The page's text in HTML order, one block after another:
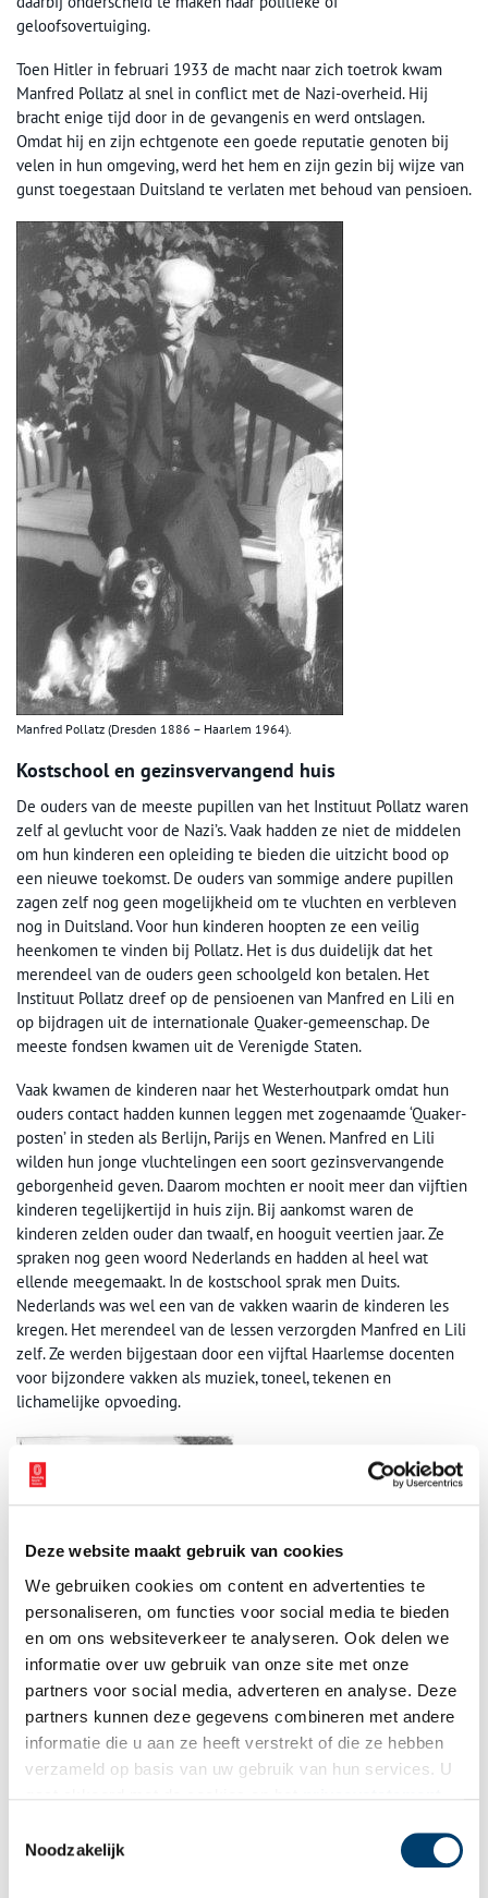
Deze website maakt gebruik van cookies
We gebruiken cookies om content en advertenties te
personaliseren, om functies voor social media te bieden
en om ons websiteverkeer te analyseren. Ook delen we
informatie over uw gebruik van onze site met onze
partners voor social media, adverteren en analyse. Deze
partners kunnen deze gegevens combineren met andere
informatie die u aan ze heeft verstrekt of die ze hebben
verzameld op basis van uw gebruik van hun services. U
Noodzakelijk
geloofsovertuiging.
Toen Hitler in februari 1933 de macht naar zich toetrok kwam
Manfred Pollatz al snel in conflict met de Nazi-overheid. Hij
bracht enige tijd door in de gevangenis en werd ontslagen.
Omdat hij en zijn echtgenote een goede reputatie genoten bij
velen in hun omgeving, werd het hem en zijn gezin bij wijze van
gunst toegestaan Duitsland te verlaten met behoud van pensioen.
Manfred Pollatz (Dresden 1886 – Haarlem 1964).
Kostschool en gezinsvervangend huis
De ouders van de meeste pupillen van het Instituut Pollatz waren
zelf al gevlucht voor de Nazi’s. Vaak hadden ze niet de middelen
om hun kinderen een opleiding te bieden die uitzicht bood op
een nieuwe toekomst. De ouders van sommige andere pupillen
zagen zelf nog geen mogelijkheid om te vluchten en verbleven
nog in Duitsland. Voor hun kinderen hoopten ze een veilig
heenkomen te vinden bij Pollatz. Het is dus duidelijk dat het
merendeel van de ouders geen schoolgeld kon betalen. Het
Instituut Pollatz dreef op de pensioenen van Manfred en Lili en
op bijdragen uit de internationale Quaker-gemeenschap. De
meeste fondsen kwamen uit de Verenigde Staten.
Vaak kwamen de kinderen naar het Westerhoutpark omdat hun
ouders contact hadden kunnen leggen met zogenaamde ‘Quaker-
posten’ in steden als Berlijn, Parijs en Wenen. Manfred en Lili
wilden hun jonge vluchtelingen een soort gezinsvervangende
geborgenheid geven. Daarom mochten er nooit meer dan vijftien
kinderen tegelijkertijd in huis zijn. Bij aankomst waren de
kinderen zelden ouder dan twaalf, en hooguit veertien jaar. Ze
spraken nog geen woord Nederlands en hadden al heel wat
ellende meegemaakt. In de kostschool sprak men Duits.
Nederlands was wel een van de vakken waarin de kinderen les
kregen. Het merendeel van de lessen verzorgden Manfred en Lili
zelf. Ze werden bijgestaan door een vijftal Haarlemse docenten
voor bijzondere vakken als muziek, toneel, tekenen en
lichamelijke opvoeding.
Instituut Pollatz, Westerhoutpark 14, Haarlem.
De bezettingsjaren
We kennen de namen van 29 kinderen die voor langere of kortere
tijd onder Pollatz’ hoede vertoefden. Sommigen hadden
Nederland al verlaten voordat de Duitsers binnenmarcheerden in
mei 1940. De bezettingsjaren waren, dat spreekt vanzelf, zeer
moeilijk voor Pollatz en de overgebleven kinderen. Het instituut
handen van de Duitsers. Ze kwamen om in de
concentratiekampen. De Duitser Pollatz en zijn gezin gedroegen